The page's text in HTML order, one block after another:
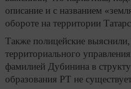
описание и с названием
обороте на территории
Также полицейские
территориального
фамилией Дубинина в
образования РТ не